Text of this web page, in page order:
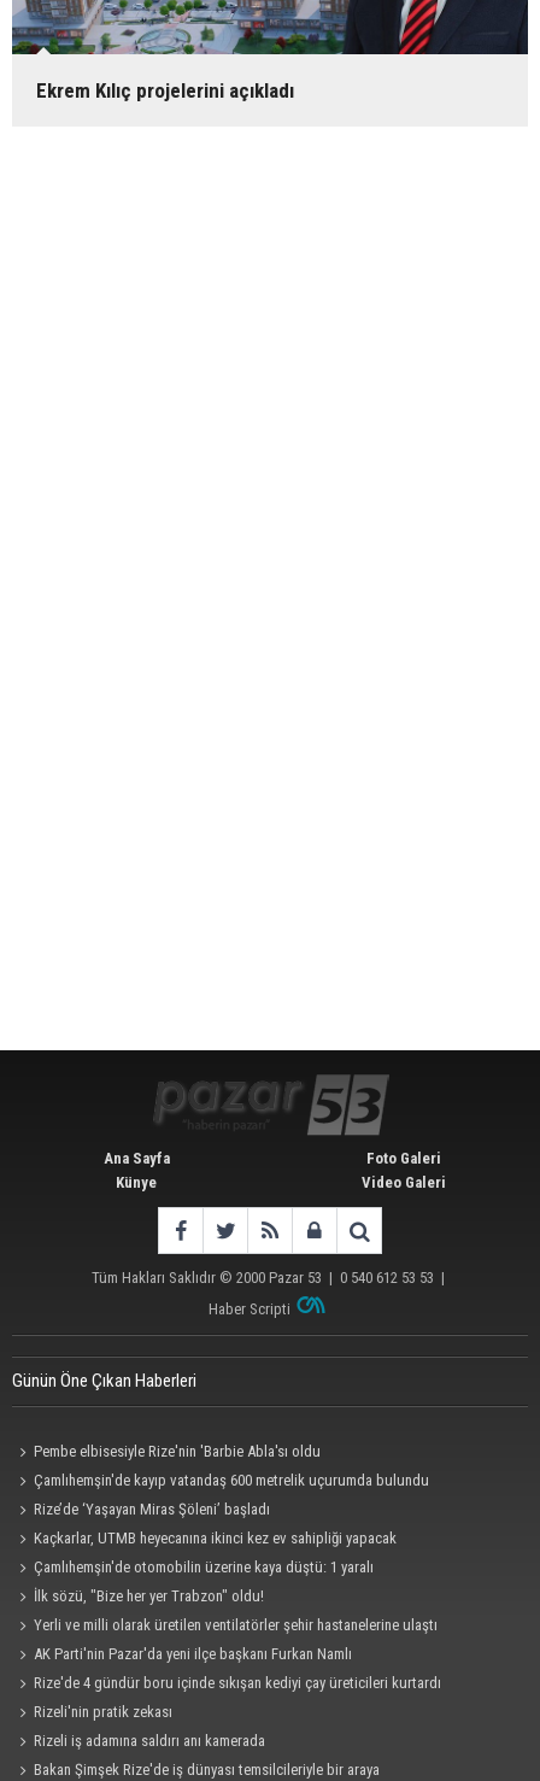
Ekrem Kılıç projelerini açıkladı
Ana Sayfa
Künye
Foto Galeri
Video Galeri
Tüm Hakları Saklıdır © 2000 Pazar 53 | 0 540 612 53 53 |
Haber Scripti
Günün Öne Çıkan Haberleri
Pembe elbisesiyle Rize'nin 'Barbie Abla'sı oldu
Çamlıhemşin'de kayıp vatandaş 600 metrelik uçurumda bulundu
Rize’de ‘Yaşayan Miras Şöleni’ başladı
Kaçkarlar, UTMB heyecanına ikinci kez ev sahipliği yapacak
Çamlıhemşin'de otomobilin üzerine kaya düştü: 1 yaralı
İlk sözü, "Bize her yer Trabzon" oldu!
Yerli ve milli olarak üretilen ventilatörler şehir hastanelerine ulaştı
AK Parti'nin Pazar'da yeni ilçe başkanı Furkan Namlı
Rize'de 4 gündür boru içinde sıkışan kediyi çay üreticileri kurtardı
Rizeli'nin pratik zekası
Rizeli iş adamına saldırı anı kamerada
Bakan Şimşek Rize'de iş dünyası temsilcileriyle bir araya